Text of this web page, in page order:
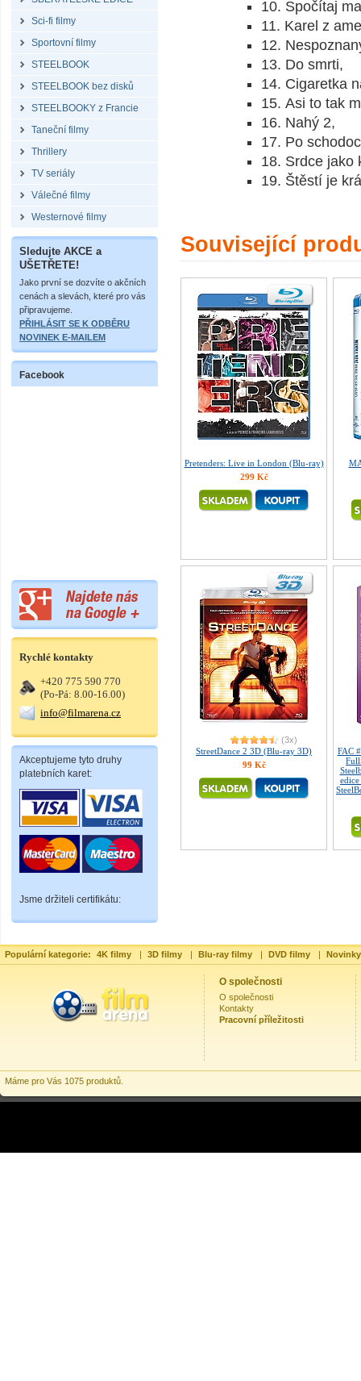
Sci-fi filmy
Sportovní filmy
STEELBOOK
STEELBOOK bez disků
STEELBOOKY z Francie
Taneční filmy
Thrillery
TV seriály
Válečné filmy
Westernové filmy
Sledujte AKCE a
UŠETŘETE!
Jako první se dozvíte o akčních
cenách a slevách, které pro vás
připravujeme.
PŘIHLÁSIT SE K ODBĚRU
NOVINEK E-MAILEM
Facebook
Rychlé kontakty
+420 775 590 770
(Po-Pá: 8.00-16.00)
info@filmarena.cz
Akceptujeme tyto druhy
platebních karet:
Jsme držiteli certifikátu:
10. Spočítaj
11. Karel z
12.
13. Do smrti,
14. Cigaretka
15. Asi to tak
16. Nahý 2,
17. Po
18. Srdce jako
19. Štěstí je
Související
Pretenders: Live in London (Blu-ray)
299 Kč
(3x)
StreetDance 2 3D (Blu-ray 3D)
99 Kč
FAC
Populární kategorie: 4K filmy | 3D filmy | Blu-ray filmy | DVD filmy |
O společnosti
O společnosti
Kontakty
Pracovní příležitosti
Máme pro Vás 1075 produktů.